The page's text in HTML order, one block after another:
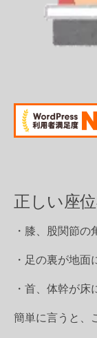
正しい座
・膝、股関節
・足の裏が地
・首、体幹が
簡単に言うと、